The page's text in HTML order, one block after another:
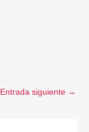
Entrada siguiente →